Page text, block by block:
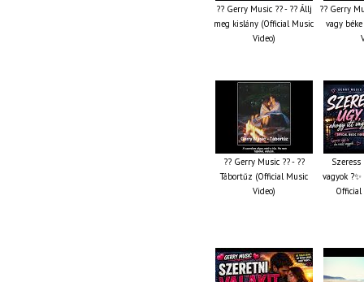
?? Gerry Music ?? - ?? Állj
meg kislány (Official Music
Video)
?? Gerry
vagy
?? Gerry Music ?? - ??
Tábortűz (Official Music
Video)
Szeress
vagyok
Official